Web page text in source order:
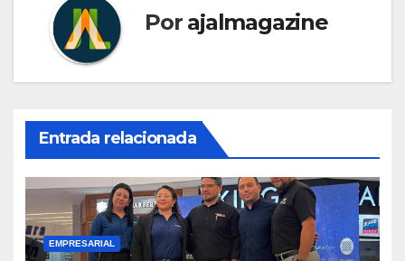
Por ajalmagazine
Entrada relacionada
EMPRESARIAL